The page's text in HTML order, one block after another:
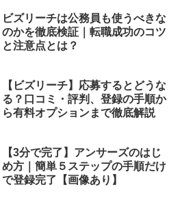
ビズリーチは公務員も使うべきな
のかを徹底検証｜転職成功のコツ
と注意点とは？
【ビズリーチ】応募するとどうな
る？口コミ・評判、登録の手順か
ら有料オプションまで徹底解説
【3分で完了】アンサーズのはじ
め方｜簡単５ステップの手順だけ
で登録完了【画像あり】